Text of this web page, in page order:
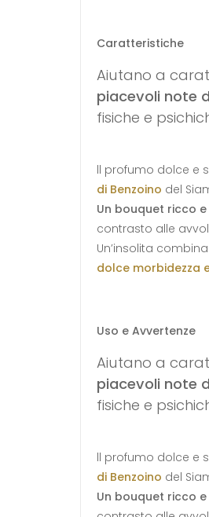
Caratteristiche
Aiutano a
piacevoli note
fisiche e
ll profumo dolce e
di Benzoino del
Un bouquet ricco
contrasto alle
Un’insolita
dolce morbidezza
Uso e Avvertenze
Aiutano a
piacevoli note
fisiche e
ll profumo dolce e
di Benzoino del
Un bouquet ricco